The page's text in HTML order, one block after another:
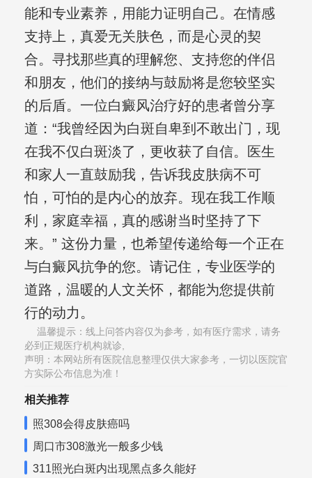
能和专业素养，用能力证明自己。在情感
支持上，真爱无关肤色，而是心灵的契
合。寻找那些真的理解您、支持您的伴侣
和朋友，他们的接纳与鼓励将是您较坚实
的后盾。一位白癜风治疗好的患者曾分享
道：“我曾经因为白斑自卑到不敢出门，现
在我不仅白斑淡了，更收获了自信。医生
和家人一直鼓励我，告诉我皮肤病不可
怕，可怕的是内心的放弃。现在我工作顺
利，家庭幸福，真的感谢当时坚持了下
来。” 这份力量，也希望传递给每一个正在
与白癜风抗争的您。请记住，专业医学的
道路，温暖的人文关怀，都能为您提供前
行的动力。
温馨提示：线上问答内容仅为参考，如有医疗需求，请务
必到正规医疗机构就诊,
声明：本网站所有医院信息整理仅供大家参考，一切以医院官
方实际公布信息为准！
相关推荐
照308会得皮肤癌吗
周口市308激光一般多少钱
311照光白斑内出现黑点多久能好